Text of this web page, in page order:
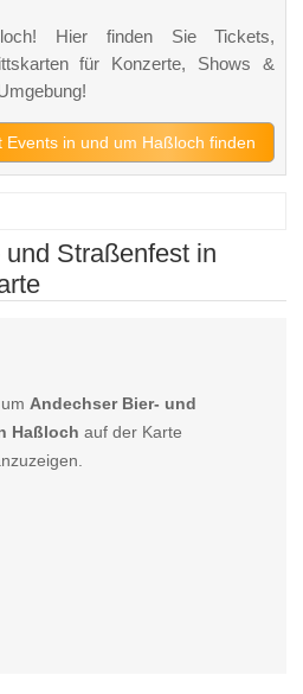
Hier finden Sie Tickets,
für Konzerte, Shows &
Events in und um Haßloch finden
Straßenfest in
umAndechser Bier- und
Haßloch auf der Karte